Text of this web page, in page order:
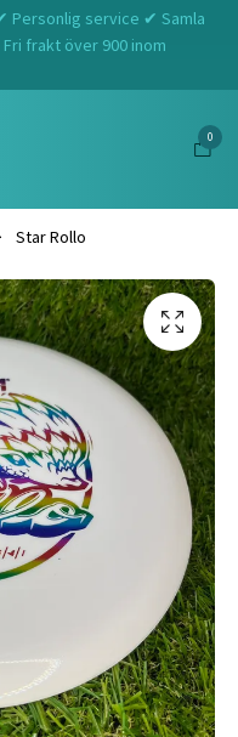
Personlig service ✔ Samla
frakt över 900 inom
0
Star Rollo